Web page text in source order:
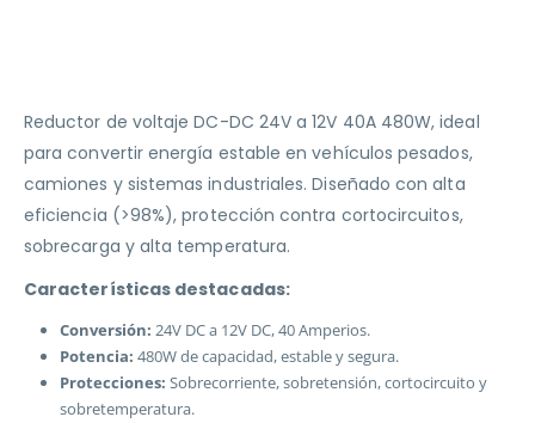
Reductor de voltaje DC-DC 24V a 12V 40A 480W, ideal
para convertir energía estable en vehículos pesados,
camiones y sistemas industriales. Diseñado con alta
eficiencia (>98%), protección contra cortocircuitos,
sobrecarga y alta temperatura.
Características destacadas:
Conversión: 24V DC a 12V DC, 40 Amperios.
Potencia: 480W de capacidad, estable y segura.
Protecciones: Sobrecorriente, sobretensión, cortocircuito y
sobretemperatura.